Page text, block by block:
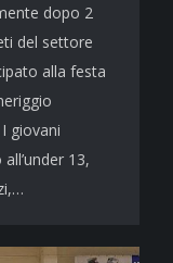
dopo 2
del settore
alla festa
giovani
13,